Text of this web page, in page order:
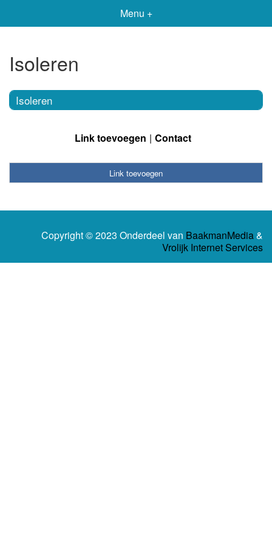
Menu +
Isoleren
Isoleren
Link toevoegen Contact
Link toevoegen
Copyright © 2023 Onderdeel van BaakmanMedia&
Vrolijk Internet Services